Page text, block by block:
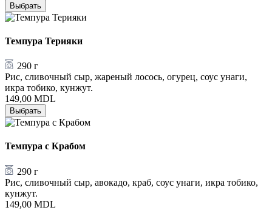
Выбрать
Темпура Терияки
290 г
Рис, сливочный сыр, жареный лосось, огурец, соус унаги,
икра тобико, кунжут.
149,00 MDL
Выбрать
Темпура с Крабом
290 г
Рис, сливочный сыр, авокадо, краб, соус унаги, икра тобико,
кунжут.
149,00 MDL